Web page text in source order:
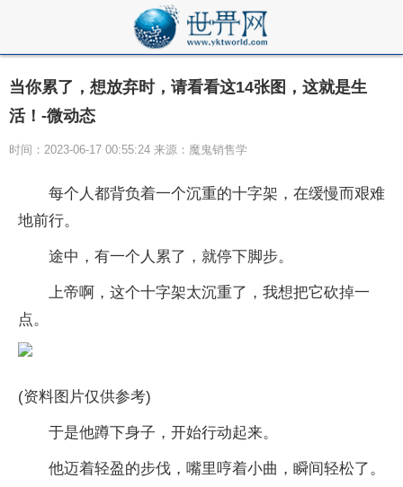
当你累了，想放弃时，请看看这14张图，这就是生
活！-微动态
时间：2023-06-17 00:55:24 来源：魔鬼销售学
每个人都背负着一个沉重的十字架，在缓慢而艰难
地前行。
途中，有一个人累了，就停下脚步。
上帝啊，这个十字架太沉重了，我想把它砍掉一
点。
(资料图片仅供参考)
于是他蹲下身子，开始行动起来。
他迈着轻盈的步伐，嘴里哼着小曲，瞬间轻松了。